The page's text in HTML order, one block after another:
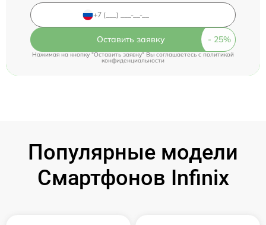
Оставить заявку
Нажимая на кнопку "Оставить заявку" Вы соглашаетесь cполитикой
конфиденциальности
Популярные модели
Смартфонов Infinix